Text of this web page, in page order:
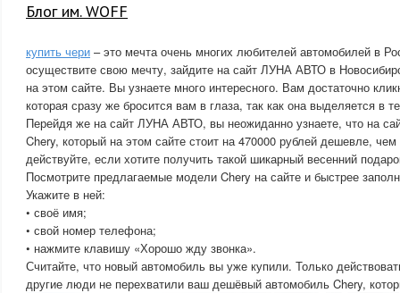
Блог им. WOFF
купить чери – это мечта очень многих любителей автомобилей в
осуществите свою мечту, зайдите на сайт ЛУНА АВТО в
на этом сайте. Вы узнаете много интересного. Вам достаточно
которая сразу же бросится вам в глаза, так как она выделяется в
Перейдя же на сайт ЛУНА АВТО, вы неожиданно узнаете, что на
Chery, который на этом сайте стоит на 470000 рублей дешевле,
действуйте, если хотите получить такой шикарный весенний
Посмотрите предлагаемые модели Chery на сайте и быстрее
Укажите в ней:
• своё имя;
• свой номер телефона;
• нажмите клавишу «Хорошо жду звонка».
Считайте, что новый автомобиль вы уже купили. Только
другие люди не перехватили ваш дешёвый автомобиль Chery,